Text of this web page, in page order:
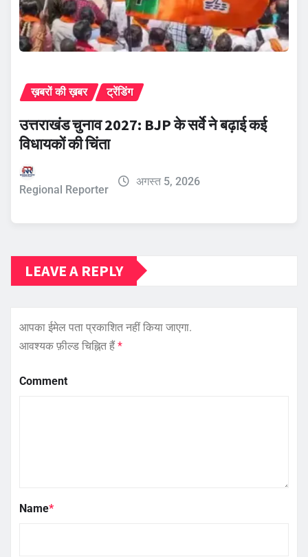
ख़बरों की ख़बर ट्रेंडिंग
उत्तराखंड चुनाव 2027: BJP के सर्वे ने बढ़ाई कई
विधायकों की चिंता
Regional Reporter
अगस्त 5, 2026
LEAVE A REPLY
आपका ईमेल पता प्रकाशित नहीं किया जाएगा.
आवश्यक फ़ील्ड चिह्नित हैं*
Comment
Name*